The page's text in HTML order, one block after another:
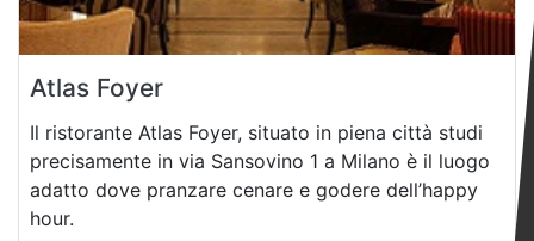
Atlas Foyer
Il ristorante Atlas Foyer, situato in piena città studi
precisamente in via Sansovino 1 a Milano è il luogo
adatto dove pranzare cenare e godere dell’happy
hour.